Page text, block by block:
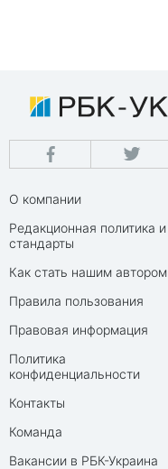
О компании
Редакционная политика и
стандарты
Как стать нашим автором
Правила пользования
Правовая информация
Политика
конфиденциальности
Контакты
Команда
Вакансии в РБК-Украина